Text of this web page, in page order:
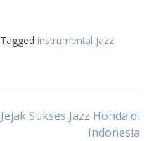
Tagged instrumental jazz
Jejak Sukses Jazz Honda di
Indonesia